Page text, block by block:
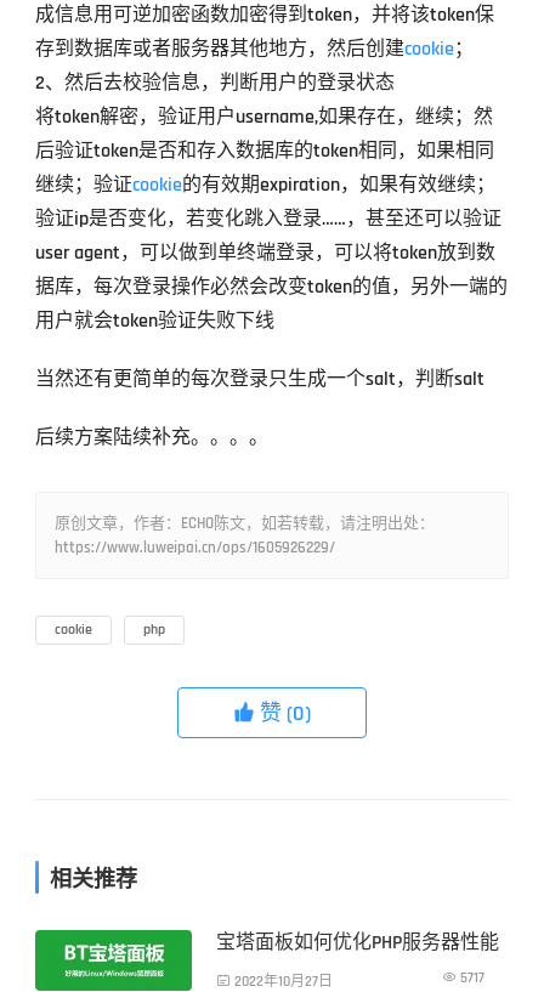
成信息用可逆加密函数加密得到token，并将该token保
存到数据库或者服务器其他地方，然后创建cookie；
2、然后去校验信息，判断用户的登录状态
将token解密，验证用户username,如果存在，继续；然
后验证token是否和存入数据库的token相同，如果相同
继续；验证cookie的有效期expiration，如果有效继续；
验证ip是否变化，若变化跳入登录……，甚至还可以验证
user agent，可以做到单终端登录，可以将token放到数
据库，每次登录操作必然会改变token的值，另外一端的
用户就会token验证失败下线
当然还有更简单的每次登录只生成一个salt，判断salt
后续方案陆续补充。。。。
原创文章，作者：ECHO陈文，如若转载，请注明出处：
https://www.luweipai.cn/ops/1605926229/
cookie php
 赞(0)
相关推荐
服务器运维 宝塔面板如何优化PHP服务器性能
 2022年10月27日  5717